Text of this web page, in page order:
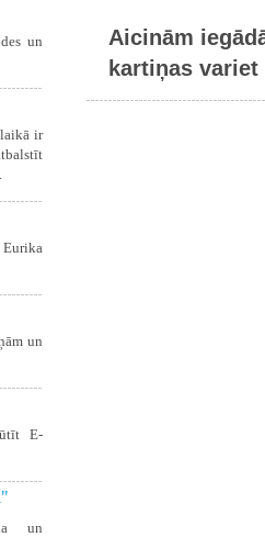
un
ir
un
E-
un
Aicinām
kartiņas variet